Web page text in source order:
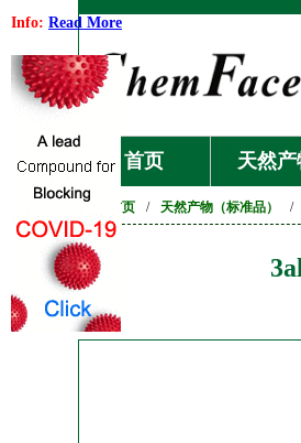
Info: Read More
首页 天然产
首页 / 天然产物（标准品） /